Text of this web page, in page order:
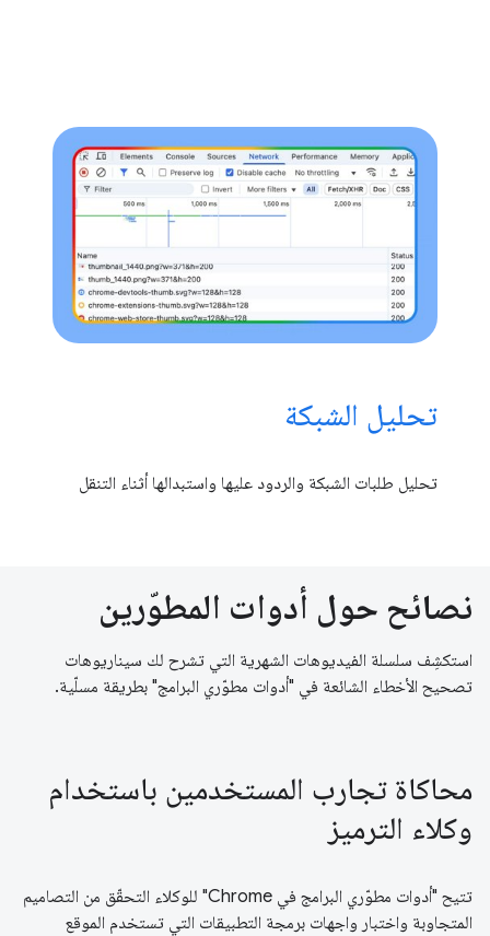
تحليل الشبكة
تحليل طلبات الشبكة والردود عليها واستبدالها أثناء التنقل
نصائح حول أدوات المطوّرين
استكشِف سلسلة الفيديوهات الشهرية التي تشرح لك سيناريوهات
تصحيح الأخطاء الشائعة في "أدوات مطوّري البرامج" بطريقة مسلّية.
محاكاة تجارب المستخدمين باستخدام
وكلاء الترميز
تتيح "أدوات مطوّري البرامج في Chrome" للوكلاء التحقّق من التصاميم
المتجاوبة واختبار واجهات برمجة التطبيقات التي تستخدم الموقع